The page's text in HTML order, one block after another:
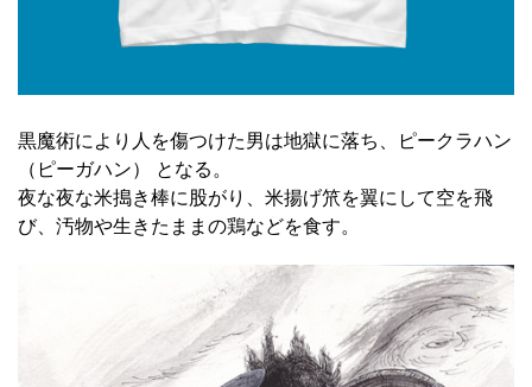
黒魔術により人を傷つけた男は地獄に落ち、ピークラハン
（ピーガハン） となる。
夜な夜な米搗き棒に股がり、米揚げ笊を翼にして空を飛
び、汚物や生きたままの鶏などを食す。